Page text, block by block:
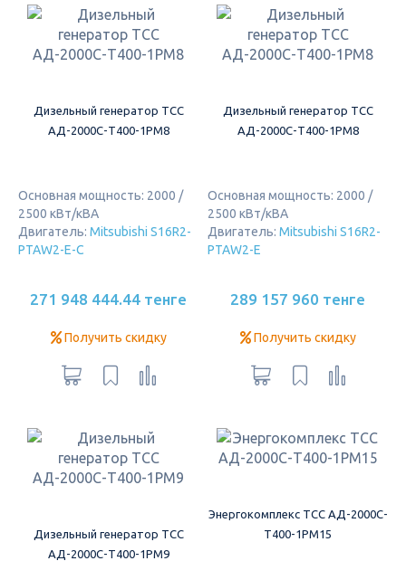
Дизельный генератор ТСС
АД-2000С-Т400-1РМ8
Основная мощность: 2000 /
2500 кВт/кВА
Двигатель: Mitsubishi S16R2-
PTAW2-E-C
271 948 444.44 тенге
Получить скидку
Дизельный генератор ТСС
АД-2000С-Т400-1РМ8
Основная мощность: 2000 /
2500 кВт/кВА
Двигатель: Mitsubishi S16R2-
PTAW2-E
289 157 960 тенге
Получить скидку
Дизельный генератор ТСС
АД-2000С-Т400-1РМ9
Энергокомплекс ТСС АД-2000С-
Т400-1РМ15